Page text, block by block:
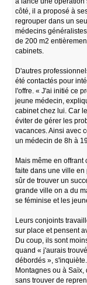
côté, il a proposé à
regrouper dans un
médecins
de 200 m2
cabinets.
D'autres
été contactés pour
l'offre. « J'ai initié ce
jeune médecin,
cabinet chez lui. Car
éviter de gérer les
vacances. Ainsi avec
un médecin de 8h à
Mais même en
faite dans une ville
sûr de trouver un
grande ville on a du
se féminise et les
Leurs conjoints
sur place et pensent
Du coup, ils sont
quand « j'aurais
débordés »,
Montagnes ou à
sans trouver de